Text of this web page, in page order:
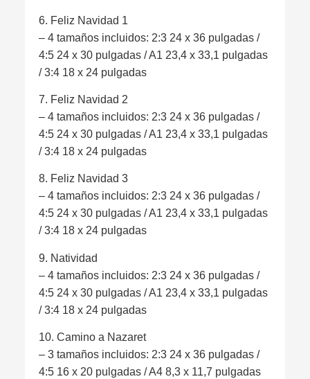
6. Feliz Navidad 1
– 4 tamaños incluidos: 2:3 24 x 36 pulgadas /
4:5 24 x 30 pulgadas / A1 23,4 x 33,1 pulgadas
/ 3:4 18 x 24 pulgadas
7. Feliz Navidad 2
– 4 tamaños incluidos: 2:3 24 x 36 pulgadas /
4:5 24 x 30 pulgadas / A1 23,4 x 33,1 pulgadas
/ 3:4 18 x 24 pulgadas
8. Feliz Navidad 3
– 4 tamaños incluidos: 2:3 24 x 36 pulgadas /
4:5 24 x 30 pulgadas / A1 23,4 x 33,1 pulgadas
/ 3:4 18 x 24 pulgadas
9. Natividad
– 4 tamaños incluidos: 2:3 24 x 36 pulgadas /
4:5 24 x 30 pulgadas / A1 23,4 x 33,1 pulgadas
/ 3:4 18 x 24 pulgadas
10. Camino a Nazaret
– 3 tamaños incluidos: 2:3 24 x 36 pulgadas /
4:5 16 x 20 pulgadas / A4 8,3 x 11,7 pulgadas